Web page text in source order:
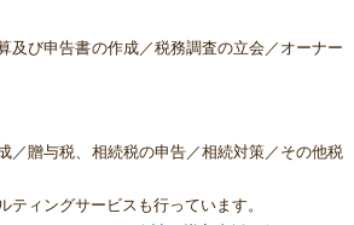
及び申告書の作成／税務調査の立会／オーナー
／贈与税、相続税の申告／相続対策／その他税
ィングサービスも行っています。